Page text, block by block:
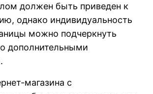
должен быть приведен к
однако индивидуальность
можно подчеркнуть
дополнительными
магазина с